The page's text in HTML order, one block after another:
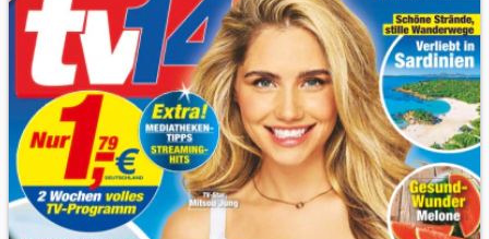
the
end
the
images
gallery